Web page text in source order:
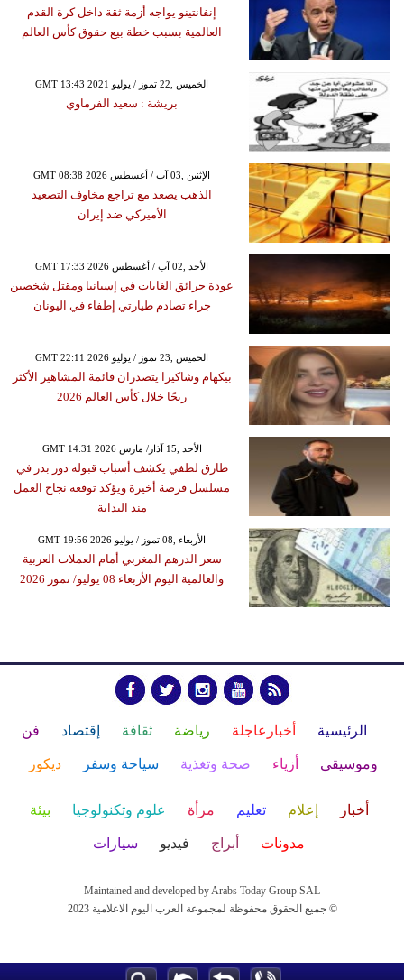
إنفانتينو يواجه أزمة ثقة داخل كرة القدم
العالمية بسبب خطة بيع حقوق كأس العالم
GMT 13:43 2021 الخميس ,22 تموز / يوليو
بريشة : سعيد الفرماوي
GMT 08:38 2026 الإثنين ,03 آب / أغسطس
الذهب يصعد مع تراجع مخاوف التصعيد
الأميركي ضد إيران
GMT 17:33 2026 الأحد ,02 آب / أغسطس
عودة حرائق الغابات في إسبانيا ومقتل شخصين
جراء تصادم طيارتي إطفاء في اليونان
GMT 22:11 2026 الخميس ,23 تموز / يوليو
بيكهام وشاكيرا يتصدران قائمة المشاهير الأكثر
ربحًا خلال كأس العالم 2026
GMT 14:31 2026 الأحد ,15 آذار/ مارس
طارق لطفي يكشف أسباب قبوله دور بدر في
مسلسل فرصة أخيرة ويؤكد توقعه نجاح العمل
منذ البداية
GMT 19:56 2026 الأربعاء ,08 تموز / يوليو
سعر الدرهم المغربي أمام العملات العربية
والعالمية اليوم الأربعاء 08 يوليو/ تموز 2026
الرئيسية أخبارعاجلة رياضة ثقافة إقتصاد فن
وموسيقى أزياء صحة وتغذية سياحة وسفر ديكور
أخبار إعلام تعليم مرأة علوم وتكنولوجيا بيئة
مدونات أبراج فيديو سيارات
Maintained and developed by Arabs Today Group SAL
جميع الحقوق محفوظة لمجموعة العرب اليوم الاعلامية 2023 ©